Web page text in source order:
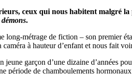
ceux qui nous habitent malgré
démons.
long-métrage de fiction – son premier
caméra à hauteur d’enfant et nous fait
garçon d’une dizaine d’années
période de chamboulements